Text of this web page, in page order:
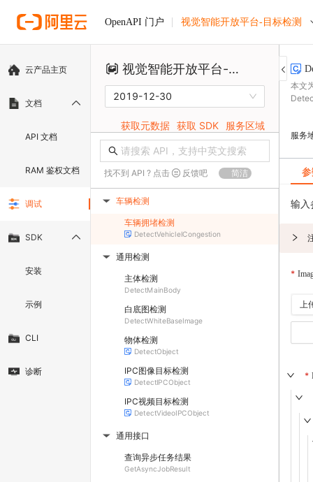
OpenAPI 门户 视觉智能开放平台-目标检测
云产品主页
文档
API 文档
RAM 鉴权文档
调试
SDK
安装
示例
CLI
诊断
视觉智能开放平台-目标检测
2019-12-30
获取元数据 获取 SDK 服务区域
找不到 API ? 点击 反馈吧 简洁
▶ 车辆检测
车辆拥堵检测
DetectVehicleICongestion
▶ 通用检测
主体检测
DetectMainBody
白底图检测
DetectWhiteBaseImage
物体检测
DetectObject
IPC图像目标检测
DetectIPCObject
IPC视频目标检测
DetectVideoIPCObject
▶ 通用接口
查询异步任务结果
GetAsyncJobResult
本文
服务
输入
上